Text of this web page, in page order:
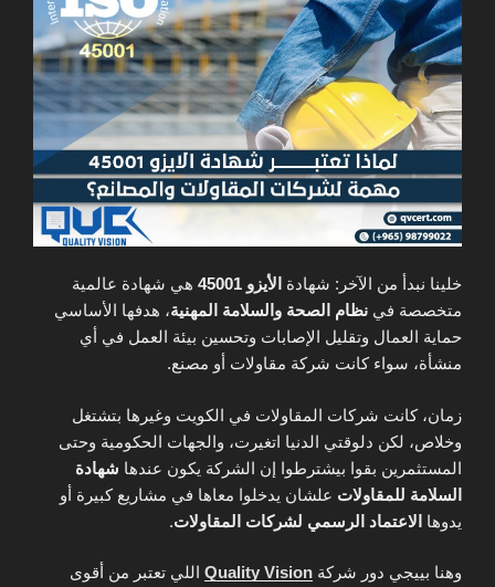
خلينا نبدأ من الآخر: شهادة الأيزو 45001
هي شهادة عالمية
متخصصة في نظام الصحة والسلامة المهنية، هدفها الأساسي
حماية العمال وتقليل الإصابات وتحسين بيئة العمل في أي
منشأة، سواء كانت شركة مقاولات أو مصنع.
زمان، كانت شركات المقاولات في الكويت وغيرها بتشتغل
وخلاص، لكن دلوقتي الدنيا اتغيرت، والجهات الحكومية وحتى
المستثمرين بقوا بيشترطوا إن الشركة يكون عندها شهادة
السلامة للمقاولات علشان يدخلوا معاها في مشاريع كبيرة أو
يدوها الاعتماد الرسمي لشركات المقاولات.
وهنا بييجي دور شركة Quality Vision اللي تعتبر من أقوى